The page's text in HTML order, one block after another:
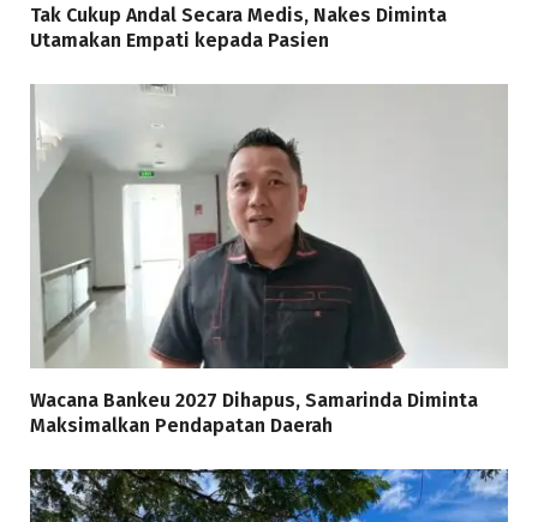
Tak Cukup Andal Secara Medis, Nakes Diminta
Utamakan Empati kepada Pasien
Wacana Bankeu 2027 Dihapus, Samarinda Diminta
Maksimalkan Pendapatan Daerah